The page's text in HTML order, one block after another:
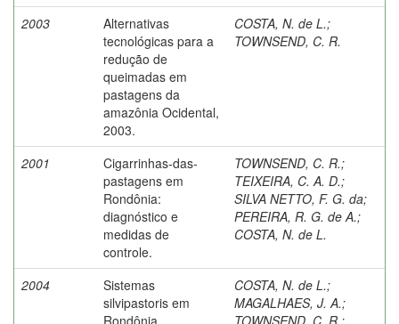
2003
Alternativas
tecnológicas para a
redução de
queimadas em
pastagens da
amazônia Ocidental,
2003.
COSTA, N. de L.;
TOWNSEND, C. R.
2001
Cigarrinhas-das-
pastagens em
Rondônia:
diagnóstico e
medidas de
controle.
TOWNSEND, C. R.;
TEIXEIRA, C. A. D.;
SILVA NETTO, F. G. da;
PEREIRA, R. G. de A.;
COSTA, N. de L.
2004
Sistemas
silvipastoris em
Rondônia.
COSTA, N. de L.;
MAGALHAES, J. A.;
TOWNSEND, C. R. ;